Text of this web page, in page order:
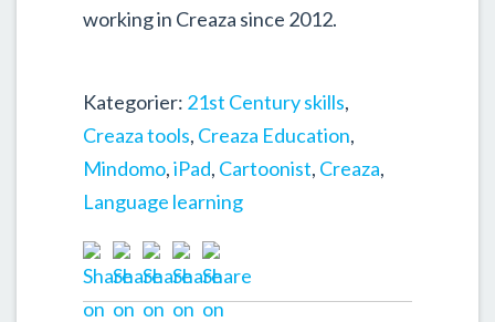
working in Creaza since 2012.
Kategorier: 21st Century skills,
Creaza tools, Creaza Education,
Mindomo,iPad, Cartoonist, Creaza,
Language learning